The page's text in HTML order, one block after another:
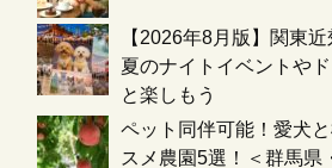
【2026年8月版】関東
夏のナイトイベントや
と楽しもう
ペット同伴可能！愛犬
スメ農園5選！＜群馬県